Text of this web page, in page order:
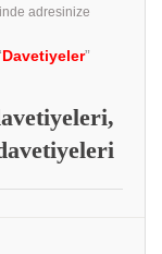
adresinize
Davetiyeler”